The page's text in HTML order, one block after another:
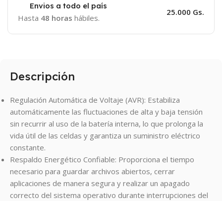
Envios a todo el país
Hasta 48 horas hábiles.
25.000 Gs.
Descripción
Regulación Automática de Voltaje (AVR): Estabiliza
automáticamente las fluctuaciones de alta y baja tensión
sin recurrir al uso de la batería interna, lo que prolonga la
vida útil de las celdas y garantiza un suministro eléctrico
constante.
Respaldo Energético Confiable: Proporciona el tiempo
necesario para guardar archivos abiertos, cerrar
aplicaciones de manera segura y realizar un apagado
correcto del sistema operativo durante interrupciones del